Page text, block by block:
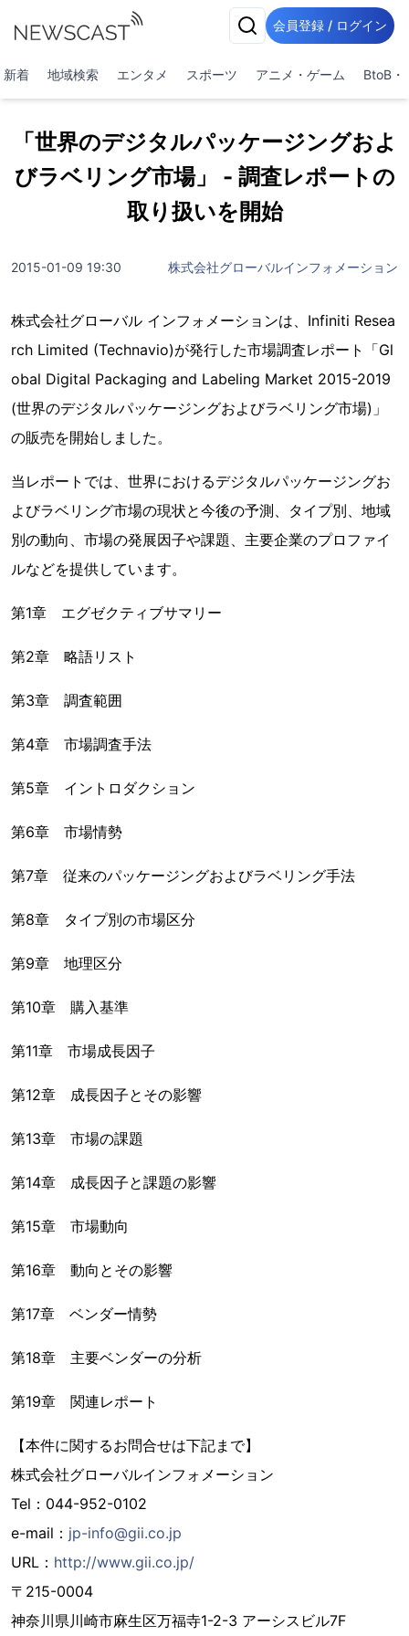
会員登録 / ログイン
新着 地域検索 エンタメ スポーツ アニメ・ゲーム BtoB・
「世界のデジタルパッケージングおよ
びラベリング市場」 - 調査レポートの
取り扱いを開始
2015-01-09 19:30 株式会社グローバルインフォメーション
株式会社グローバル インフォメーションは、Infiniti Resea
rch Limited (Technavio)が発行した市場調査レポート「Gl
obal Digital Packaging and Labeling Market 2015-2019
(世界のデジタルパッケージングおよびラベリング市場)」
の販売を開始しました。
当レポートでは、世界におけるデジタルパッケージングお
よびラベリング市場の現状と今後の予測、タイプ別、地域
別の動向、市場の発展因子や課題、主要企業のプロファイ
ルなどを提供しています。
第1章 エグゼクティブサマリー
第2章 略語リスト
第3章 調査範囲
第4章 市場調査手法
第5章 イントロダクション
第6章 市場情勢
第7章 従来のパッケージングおよびラベリング手法
第8章 タイプ別の市場区分
第9章 地理区分
第10章 購入基準
第11章 市場成長因子
第12章 成長因子とその影響
第13章 市場の課題
第14章 成長因子と課題の影響
第15章 市場動向
第16章 動向とその影響
第17章 ベンダー情勢
第18章 主要ベンダーの分析
第19章 関連レポート
【本件に関するお問合せは下記まで】
株式会社グローバルインフォメーション
Tel：044-952-0102
e-mail： jp-info@gii.co.jp
URL： http://www.gii.co.jp/
〒215-0004
神奈川県川崎市麻生区万福寺1-2-3 アーシスビル7F